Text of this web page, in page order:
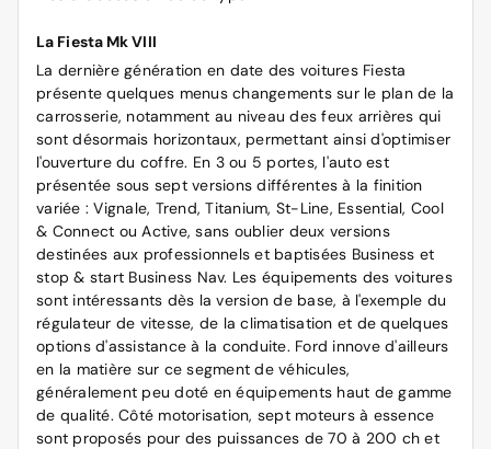
La Fiesta Mk VIII
La dernière génération en date des voitures Fiesta
présente quelques menus changements sur le plan de la
carrosserie, notamment au niveau des feux arrières qui
sont désormais horizontaux, permettant ainsi d'optimiser
l'ouverture du coffre. En 3 ou 5 portes, l'auto est
présentée sous sept versions différentes à la finition
variée : Vignale, Trend, Titanium, St-Line, Essential, Cool
& Connect ou Active, sans oublier deux versions
destinées aux professionnels et baptisées Business et
stop & start Business Nav. Les équipements des voitures
sont intéressants dès la version de base, à l'exemple du
régulateur de vitesse, de la climatisation et de quelques
options d'assistance à la conduite. Ford innove d'ailleurs
en la matière sur ce segment de véhicules,
généralement peu doté en équipements haut de gamme
de qualité. Côté motorisation, sept moteurs à essence
sont proposés pour des puissances de 70 à 200 ch et